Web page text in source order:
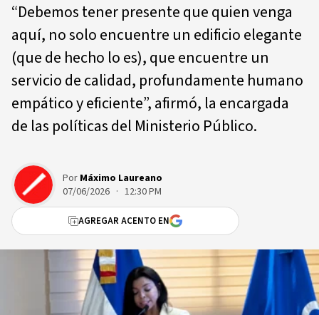
“Debemos tener presente que quien venga
aquí, no solo encuentre un edificio elegante
(que de hecho lo es), que encuentre un
servicio de calidad, profundamente humano
empático y eficiente”, afirmó, la encargada
de las políticas del Ministerio Público.
Por Máximo Laureano
07/06/2026 · 12:30 PM
AGREGAR ACENTO EN